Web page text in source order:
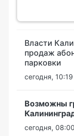
Власти
продаж
парковки
сегодня, 10:19
Возможны
сегодня, 08:00